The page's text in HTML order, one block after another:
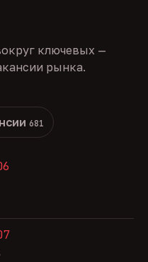
ключевых —
рынка.
681